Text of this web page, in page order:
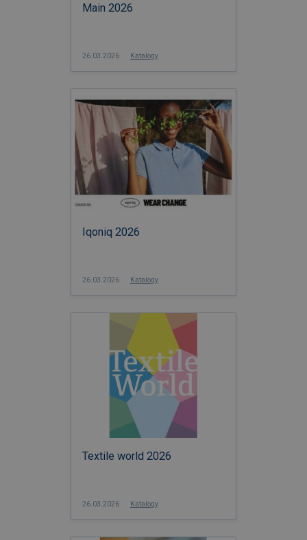
Main 2026
26.03.2026 Katalogy
Iqoniq 2026
26.03.2026 Katalogy
Textile world 2026
26.03.2026 Katalogy